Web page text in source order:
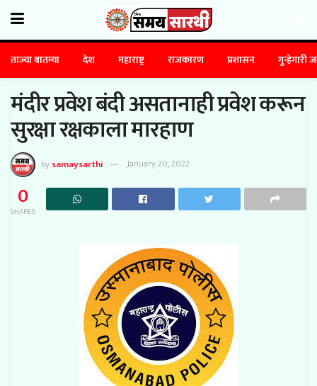
ताज्या बातम्या देश महाराष्ट्र राजकारण प्रशासन गुन्हेगारी
मंदीर प्रवेश बंदी असतानाही प्रवेश करून
सुरक्षा रक्षकाला मारहाण
bysamaysarthi January 20, 2022
0
SHARES